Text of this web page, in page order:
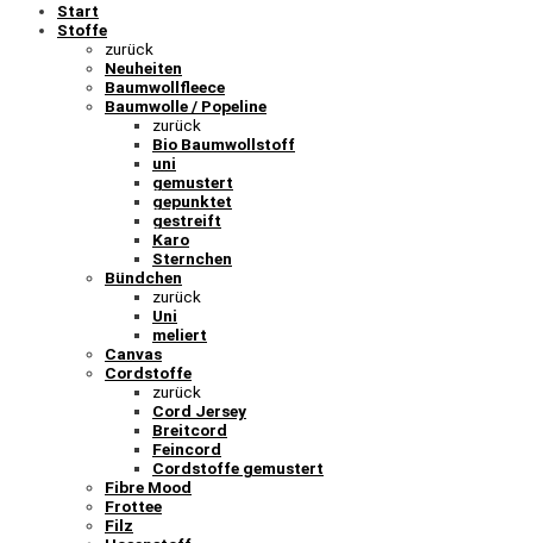
Start
Stoffe
zurück
Neuheiten
Baumwollfleece
Baumwolle / Popeline
zurück
Bio Baumwollstoff
uni
gemustert
gepunktet
gestreift
Karo
Sternchen
Bündchen
zurück
Uni
meliert
Canvas
Cordstoffe
zurück
Cord Jersey
Breitcord
Feincord
Cordstoffe gemustert
Fibre Mood
Frottee
Filz